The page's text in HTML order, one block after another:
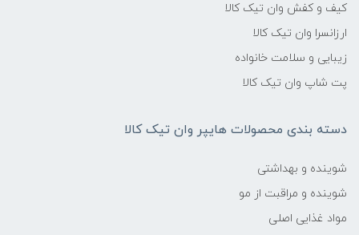
کیف و کفش وان تیک کالا
ارزانسرا وان تیک کالا
زیبایی و سلامت خانواده
پت شاپ وان تیک کالا
دسته بندی محصولات هایپر وان تیک کالا
شوینده و بهداشتی
شوینده و مراقبت از مو
مواد غذایی اصلی